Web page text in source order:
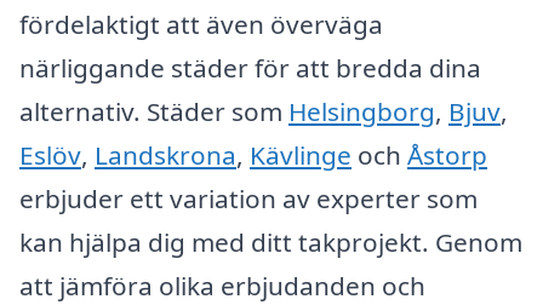
fördelaktigt att även överväga
närliggande städer för att bredda dina
alternativ. Städer som Helsingborg, Bjuv,
Eslöv, Landskrona, Kävlinge och Åstorp
erbjuder ett variation av experter som
kan hjälpa dig med ditt takprojekt. Genom
att jämföra olika erbjudanden och